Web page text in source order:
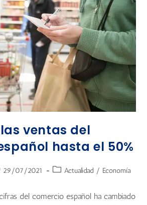
ventas del
hasta el 50%
29/07/2021 Actualidad / Economía
del comercio español ha cambiado